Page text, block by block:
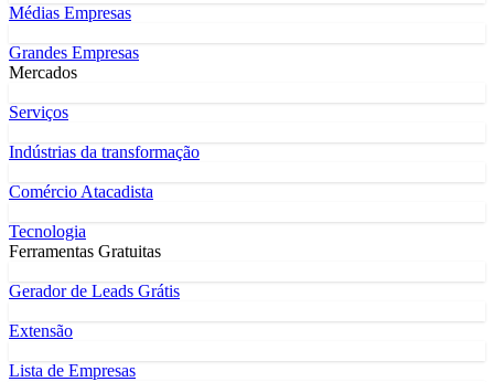
Médias Empresas
Grandes Empresas
Mercados
Serviços
Indústrias da transformação
Comércio Atacadista
Tecnologia
Ferramentas Gratuitas
Gerador de Leads Grátis
Extensão
Lista de Empresas